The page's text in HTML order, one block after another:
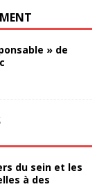
» de
du sein et les
à des